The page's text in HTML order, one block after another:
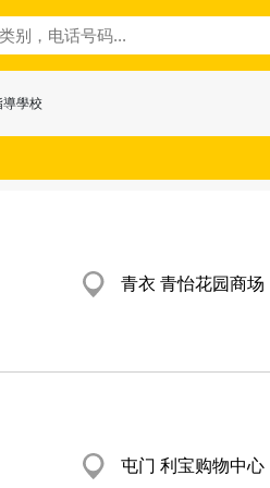
學校
青衣 青怡花园商场
屯门 利宝购物中心